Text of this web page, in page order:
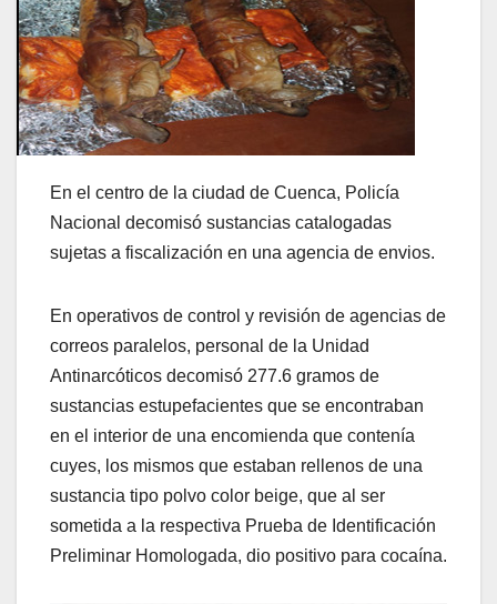
En el centro de la ciudad de Cuenca, Policía
Nacional decomisó sustancias catalogadas
sujetas a fiscalización en una agencia de envios.
En operativos de control y revisión de agencias de
correos paralelos, personal de la Unidad
Antinarcóticos decomisó 277.6 gramos de
sustancias estupefacientes que se encontraban
en el interior de una encomienda que contenía
cuyes, los mismos que estaban rellenos de una
sustancia tipo polvo color beige, que al ser
sometida a la respectiva Prueba de Identificación
Preliminar Homologada, dio positivo para cocaína.